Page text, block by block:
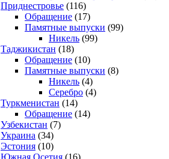
Приднестровье (116)
Обращение (17)
Памятные выпуски (99)
Никель (99)
Таджикистан (18)
Обращение (10)
Памятные выпуски (8)
Никель (4)
Серебро (4)
Туркменистан (14)
Обращение (14)
Узбекистан (7)
Украина (34)
Эстония (10)
Южная Осетия (16)